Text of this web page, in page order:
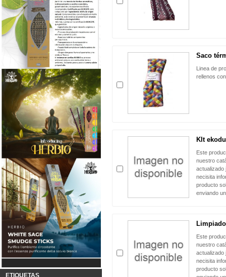
Saco
Linea de
rellenos
KIt
Este
nuestro
actualizado
necisita
producto
enviando
Este
nuestro
actualizado
necisita
producto